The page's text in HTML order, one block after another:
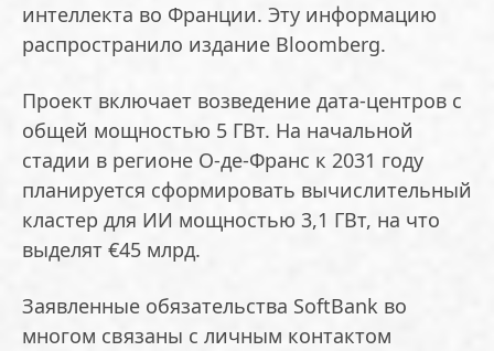
интеллекта во Франции. Эту информацию
распространило издание Bloomberg.
Проект включает возведение дата-центров с
общей мощностью 5 ГВт. На начальной
стадии в регионе О-де-Франс к 2031 году
планируется сформировать вычислительный
кластер для ИИ мощностью 3,1 ГВт, на что
выделят €45 млрд.
Заявленные обязательства SoftBank во
многом связаны с личным контактом